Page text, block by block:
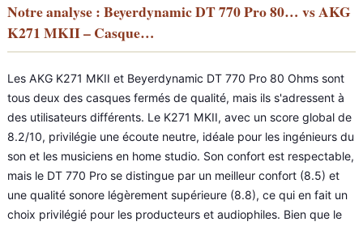
Notre analyse : Beyerdynamic DT 770 Pro 80… vs AKG
K271 MKII – Casque…
Les AKG K271 MKII et Beyerdynamic DT 770 Pro 80 Ohms sont
tous deux des casques fermés de qualité, mais ils s'adressent à
des utilisateurs différents. Le K271 MKII, avec un score global de
8.2/10, privilégie une écoute neutre, idéale pour les ingénieurs du
son et les musiciens en home studio. Son confort est respectable,
mais le DT 770 Pro se distingue par un meilleur confort (8.5) et
une qualité sonore légèrement supérieure (8.8), ce qui en fait un
choix privilégié pour les producteurs et audiophiles. Bien que le